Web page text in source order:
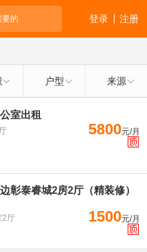
要的 注册
登录
户型 来源
室出租
5800元/月
彰泰睿城2房2厅（精装修）
2厅
1500元/月